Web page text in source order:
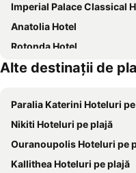
Imperial Palace Classical Hotel Thessaloniki
Anatolia Hotel
Rotonda Hotel
Avalon Airport Hotel
Zeus Thessaloniki Lazart
Wellness Santa Hotel - Adults Only
The Met Hotel
Hotel El Greco
Alte destinații de
Paralia Katerini Hoteluri pe plajă
Nikiti Hoteluri pe plajă
Ouranoupolis Hoteluri pe
Kallithea Hoteluri pe plajă